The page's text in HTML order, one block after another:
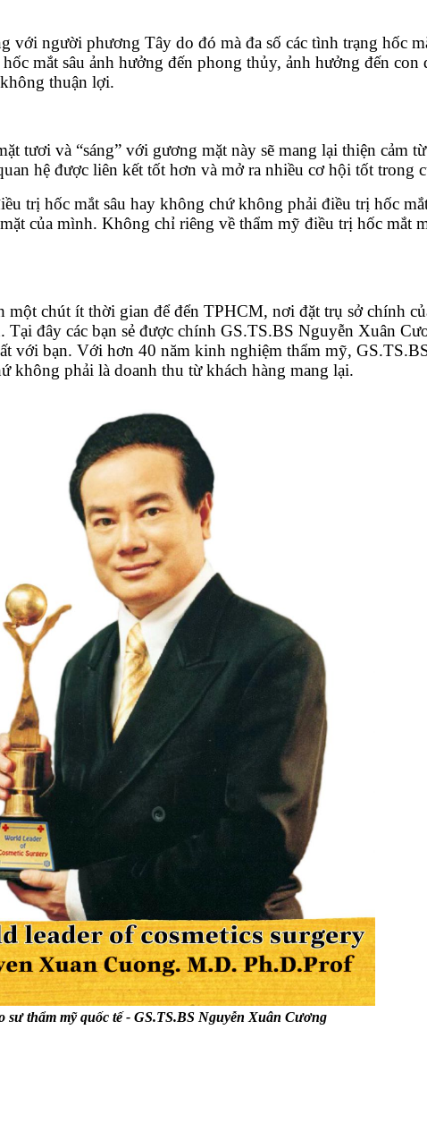
người phương Tây do đó mà đa số các tình trạng hốc
mắt sâu ảnh hưởng đến phong thủy, ảnh hưởng đến
thuận lợi.
tươi và “sáng” với gương mặt này sẽ mang lại thiện cảm
hệ được liên kết tốt hơn và mở ra nhiều cơ hội tốt trong
trị hốc mắt sâu hay không chứ không phải điều trị hốc
của mình. Không chỉ riêng về thẩm mỹ điều trị hốc mắt
chút ít thời gian để đển TPHCM, nơi đặt trụ sở chính
đây các bạn sẻ được chính GS.TS.BS Nguyễn Xuân
với bạn. Với hơn 40 năm kinh nghiệm thẩm mỹ,
không phải là doanh thu từ khách hàng mang lại.
sư thẩm mỹ quốc tế - GS.TS.BS Nguyễn Xuân Cương